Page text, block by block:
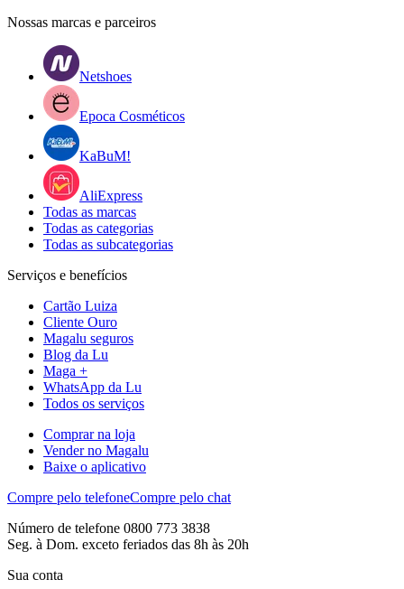
Nossas marcas e parceiros
Netshoes
Epoca Cosméticos
KaBuM!
AliExpress
Todas as marcas
Todas as categorias
Todas as subcategorias
Serviços e benefícios
Cartão Luiza
Cliente Ouro
Magalu seguros
Blog da Lu
Maga +
WhatsApp da Lu
Todos os serviços
Comprar na loja
Vender no Magalu
Baixe o aplicativo
Compre pelo telefoneCompre pelo chat
Número de telefone 0800 773 3838
Seg. à Dom. exceto feriados das 8h às 20h
Sua conta